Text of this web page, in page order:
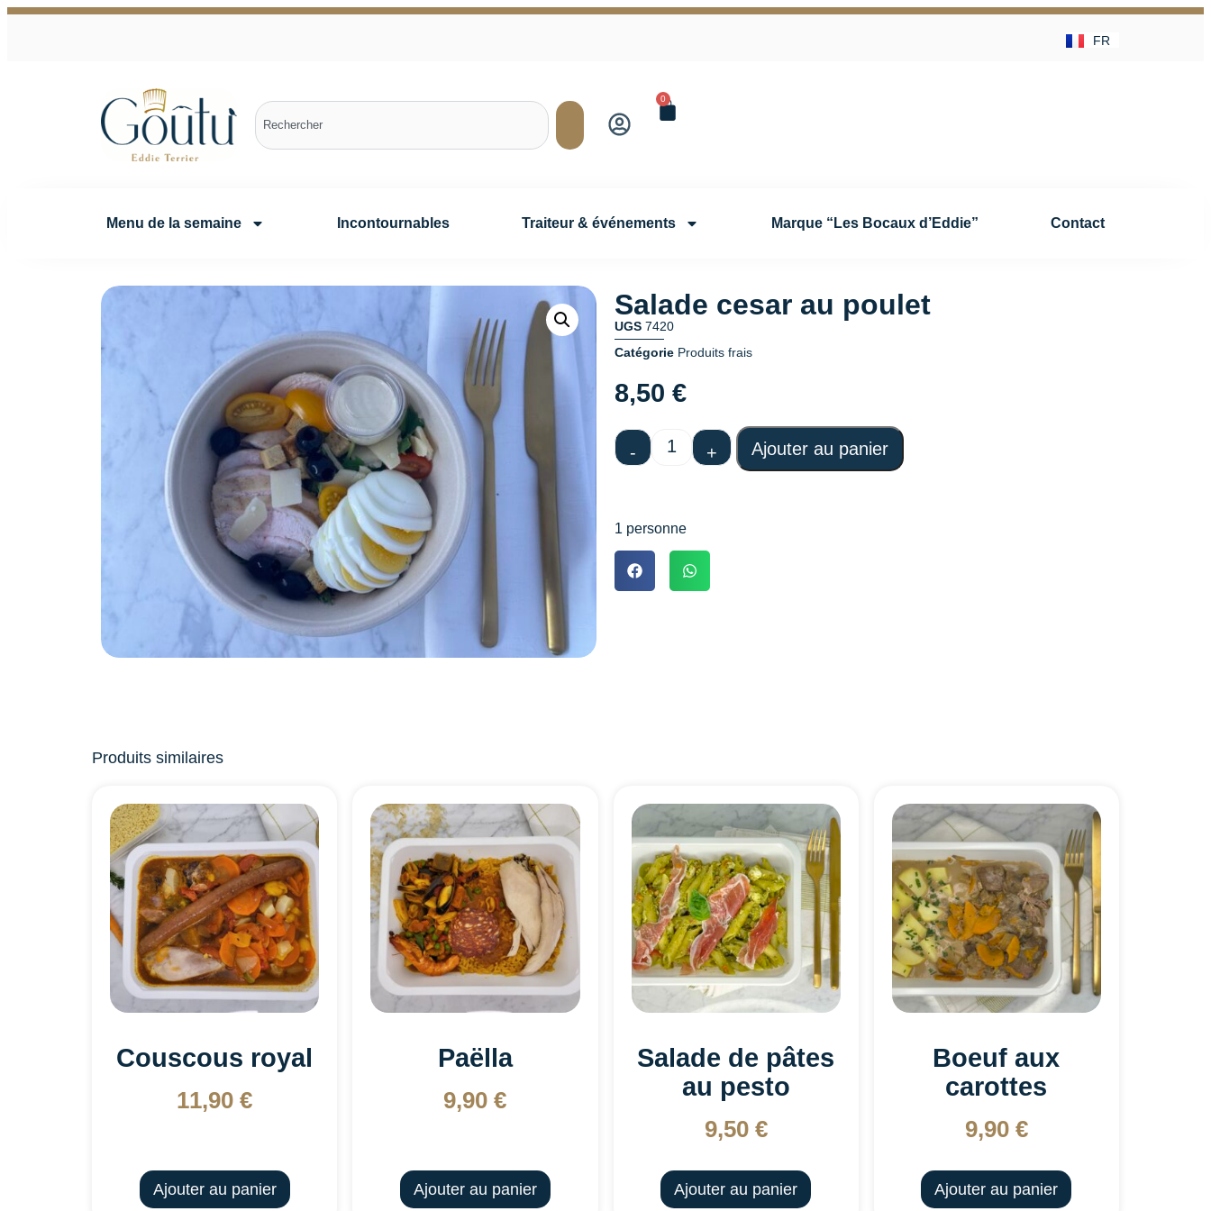
FR
NL
0
Menu de la semaine Incontournables Traiteur & événements Marque “Les Bocaux d’Eddie” Contact
Salade cesar au poulet
UGS 7420
Catégorie Produits frais
8,50 €
- + Ajouter au panier
1 personne
Produits similaires
Couscous royal
11,90€
Ajouter au panier
Paëlla
9,90€
Ajouter au panier
Salade de pâtes
au pesto
9,50 €
Ajouter au panier
Boeuf aux
carottes
9,90 €
Ajouter au panier